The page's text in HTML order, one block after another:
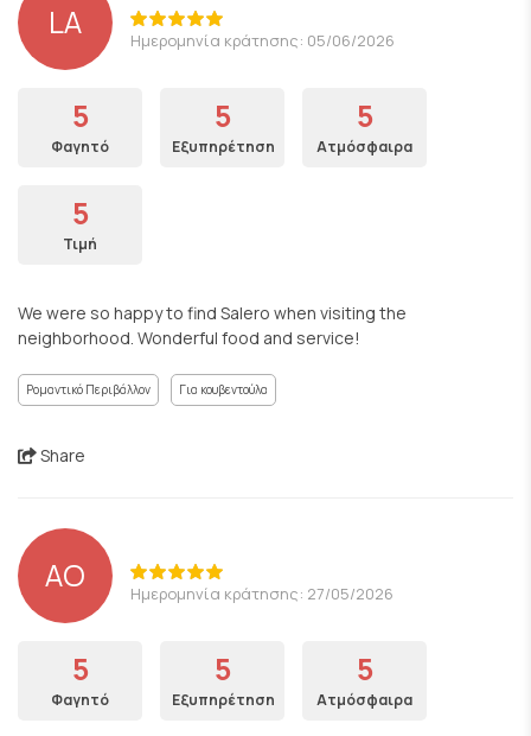
LA Ημερομηνία κράτησης: 05/06/2026
5
Φαγητό
5
Εξυπηρέτηση
5
Ατμόσφαιρα
5
Τιμή
We were so happy to find Salero when visiting the
neighborhood. Wonderful food and service!
Ρομαντικό Περιβάλλον Για κουβεντούλα
Share
AO Ημερομηνία κράτησης: 27/05/2026
5
Φαγητό
5
Εξυπηρέτηση
5
Ατμόσφαιρα